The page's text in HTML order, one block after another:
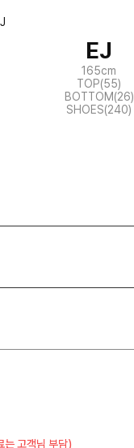
EJ
165cm
TOP(55)
BOTTOM(26)
SHOES(240)
고객님 부담)